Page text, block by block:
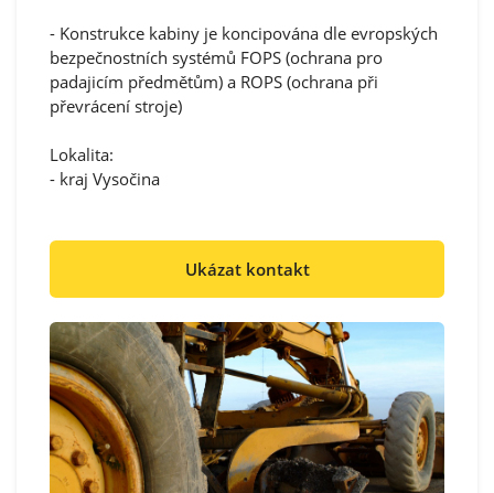
- Konstrukce kabiny je koncipována dle evropských
bezpečnostních systémů FOPS (ochrana pro
padajicím předmětům) a ROPS (ochrana při
převrácení stroje)
Lokalita:
- kraj Vysočina
Ukázat kontakt